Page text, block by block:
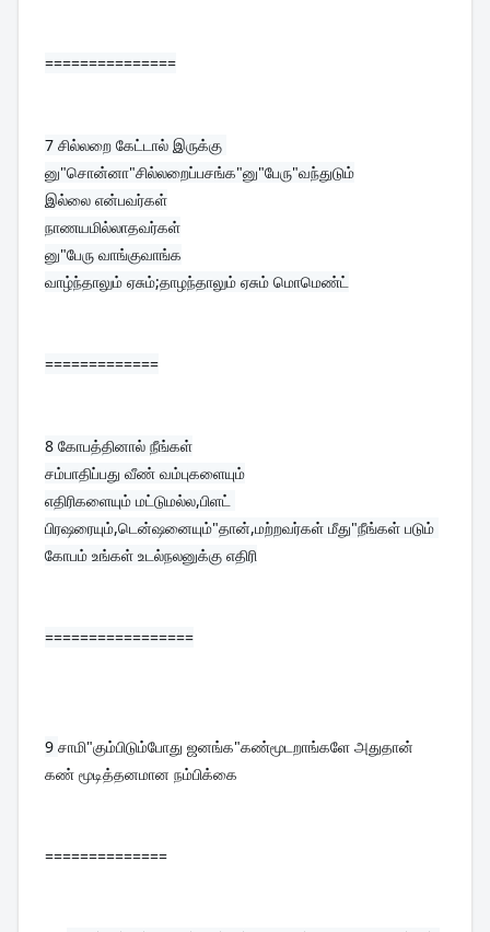
===============
7 சில்லறை கேட்டால் இருக்கு
னு"சொன்னா"சில்லறைப்பசங்க"னு"பேரு"வந்துடும்
இல்லை என்பவர்கள்
நாணயமில்லாதவர்கள்
னு"பேரு வாங்குவாங்க
வாழ்ந்தாலும் ஏசும்;தாழந்தாலும் ஏசும் மொமெண்ட்
=============
8 கோபத்தினால் நீங்கள்
சம்பாதிப்பது வீண் வம்புகளையும்
எதிரிகளையும் மட்டுமல்ல,பிளட்
பிரஷரையும்,டென்ஷனையும்"தான்,மற்றவர்கள் மீது"நீங்கள் படும்
கோபம் உங்கள் உடல்நலனுக்கு எதிரி
=================
9 சாமி"கும்பிடும்போது ஜனங்க"கண்மூடறாங்களே அதுதான்
கண் மூடித்தனமான நம்பிக்கை
==============